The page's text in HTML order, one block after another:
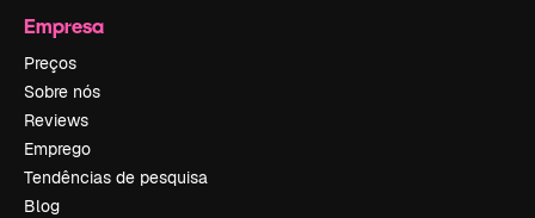
Empresa
Preços
Sobre nós
Reviews
Emprego
Tendências de pesquisa
Blog